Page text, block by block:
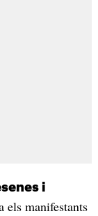
i
els manifestants